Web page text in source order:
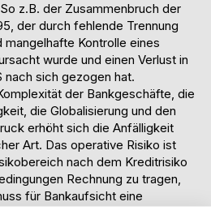
z.B. der Zusammenbruch der
der durch fehlende Trennung
Kontrolle eines
wurde und einen Verlust in
nach sich gezogen hat.
der Bankgeschäfte, die
die Globalisierung und den
erhöht sich die Anfälligkeit
Art. Das operative Risiko ist
nach dem Kreditrisiko
Rechnung zu tragen,
für Bankaufsicht eine